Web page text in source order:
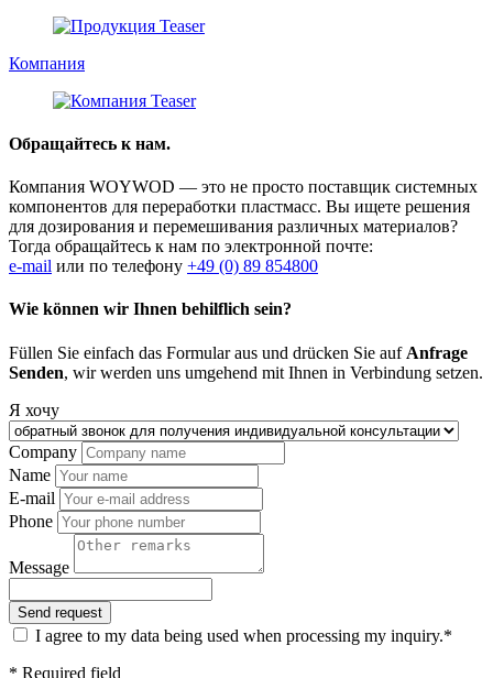
Компания
Обращайтесь к нам.
Компания WOYWOD — это не просто поставщик системных
компонентов для переработки пластмасс. Вы ищете решения
для дозирования и перемешивания различных материалов?
Тогда обращайтесь к нам по электронной почте:
e-mail или по телефону +49 (0) 89 854800
Wie können wir Ihnen behilflich sein?
Füllen Sie einfach das Formular aus und drücken Sie auf Anfrage
Senden, wir werden uns umgehend mit Ihnen in Verbindung setzen.
Я хочу
Company
Name
E-mail
Phone
Message
I agree to my data being used when processing my inquiry.*
* Required field